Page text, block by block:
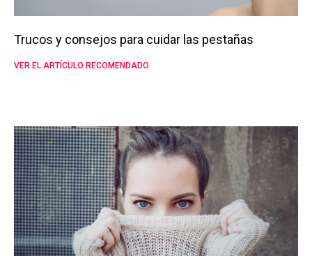
Trucos y consejos para cuidar las pestañas
VER EL ARTÍCULO RECOMENDADO